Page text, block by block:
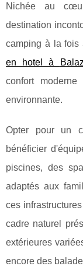
Nichée au
destination
camping à la fois
en hotel à
confort
environnante.
Opter pour un
bénéficier
piscines, des
adaptés aux
ces
cadre naturel
extérieures
encore des